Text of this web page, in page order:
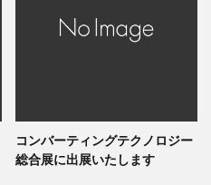
コンバーティングテクノロジー
総合展に出展いたします